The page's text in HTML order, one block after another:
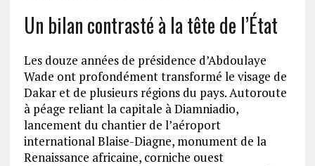
Un bilan contrasté à la tête de l’État
Les douze années de présidence d’Abdoulaye
Wade ont profondément transformé le visage de
Dakar et de plusieurs régions du pays. Autoroute
à péage reliant la capitale à Diamniadio,
lancement du chantier de l’aéroport
international Blaise-Diagne, monument de la
Renaissance africaine, corniche ouest